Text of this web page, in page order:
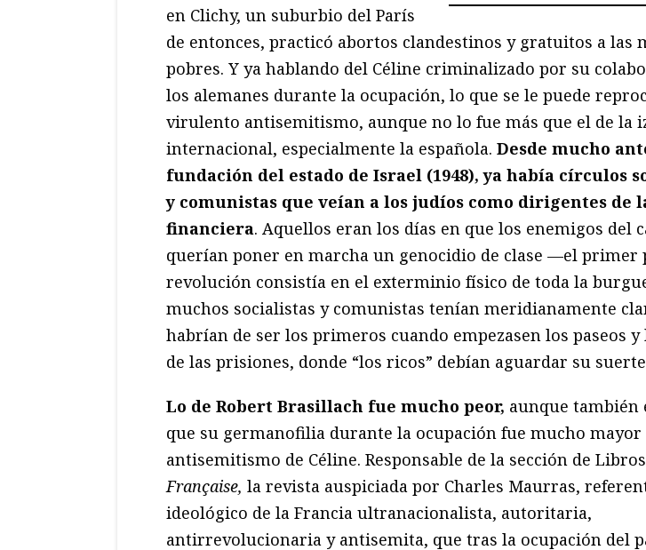
en Clichy, un suburbio del París
de entonces, practicó abortos clandestinos y gratuitos a las
pobres. Y ya hablando del Céline criminalizado por su
los alemanes durante la ocupación, lo que se le puede
virulento antisemitismo, aunque no lo fue más que el de la
internacional, especialmente la española. Desde mucho
fundación del estado de Israel (1948), ya había círculos
y comunistas que veían a los judíos como dirigentes de
financiera. Aquellos eran los días en que los enemigos del
querían poner en marcha un genocidio de clase —el primer
revolución consistía en el exterminio físico de toda la
muchos socialistas y comunistas tenían meridianamente
habrían de ser los primeros cuando empezasen los paseos y
de las prisiones, donde “los ricos” debían aguardar su
Lo de Robert Brasillach fue mucho peor, aunque también
que su germanofilia durante la ocupación fue mucho mayor
antisemitismo de Céline. Responsable de la sección de
Française, la revista auspiciada por Charles Maurras,
ideológico de la Francia ultranacionalista, autoritaria,
antirrevolucionaria y antisemita, que tras la ocupación del